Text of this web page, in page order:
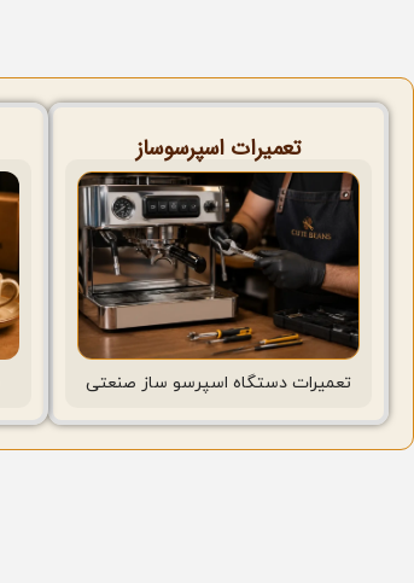
تعمیرات اسپرسوساز
تعمیرات دستگاه اسپرسو ساز صنعتی